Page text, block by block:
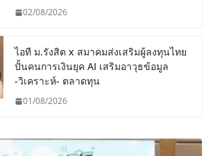
02/08/2026
ไอที ม.รังสิต x สมาคมส่งเสริมผู้ลงทุนไทย
ปั้นคนการเงินยุค AI เสริมอาวุธข้อมูล
-วิเคราะห์- ตลาดทุน
01/08/2026